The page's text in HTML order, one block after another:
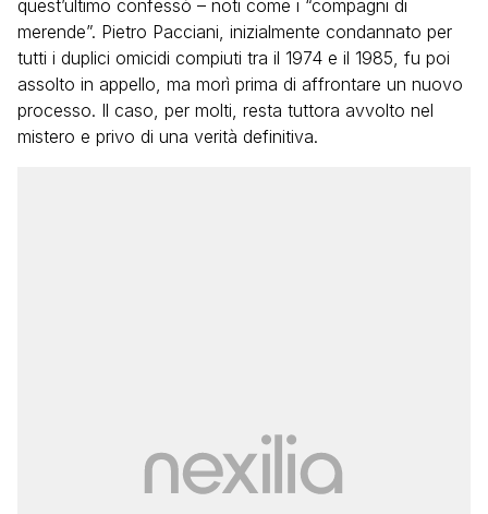
quest’ultimo confessò – noti come i “compagni di
merende”. Pietro Pacciani, inizialmente condannato per
tutti i duplici omicidi compiuti tra il 1974 e il 1985, fu poi
assolto in appello, ma morì prima di affrontare un nuovo
processo. Il caso, per molti, resta tuttora avvolto nel
mistero e privo di una verità definitiva.